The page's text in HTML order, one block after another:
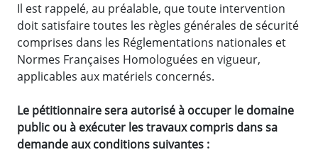
Il est rappelé, au préalable, que toute intervention
doit satisfaire toutes les règles générales de sécurité
comprises dans les Réglementations nationales et
Normes Françaises Homologuées en vigueur,
applicables aux matériels concernés.
Le pétitionnaire sera autorisé à occuper le domaine
public ou à exécuter les travaux compris dans sa
demande aux conditions suivantes :